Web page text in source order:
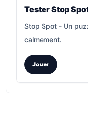
Tester Stop
Stop Spot - Un
calmement.
Jouer